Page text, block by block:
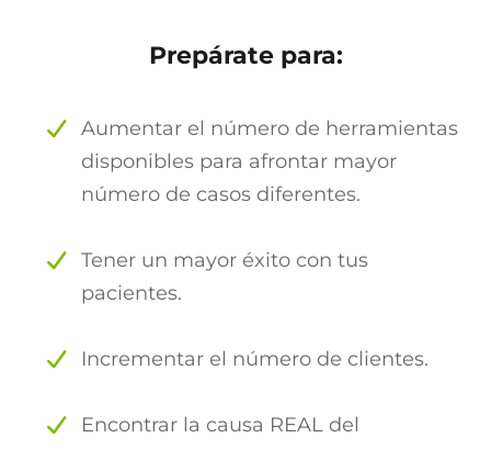
Prepárate para:
Aumentar el número de herramientas
disponibles para afrontar mayor
número de casos diferentes.
Tener un mayor éxito con tus
pacientes.
Incrementar el número de clientes.
Encontrar la causa REAL del